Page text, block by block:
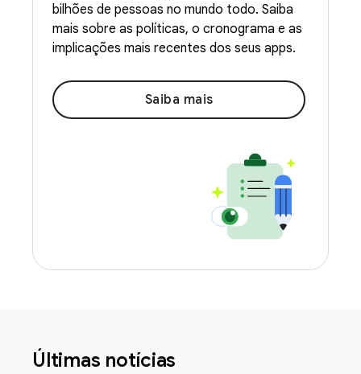
bilhões de pessoas no mundo todo. Saiba
mais sobre as políticas, o cronograma e as
implicações mais recentes dos seus apps.
Saiba mais
Últimas notícias